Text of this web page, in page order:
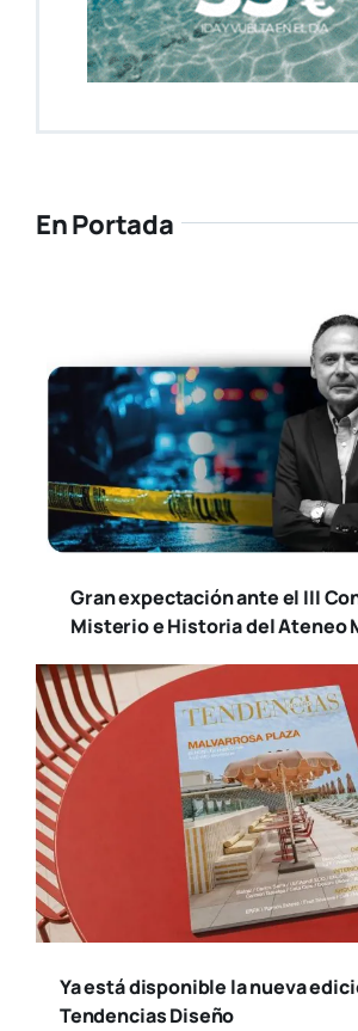
En Portada
Gran expectación ante el III
Misterio e Historia del Ateneo
Ya está disponible la nueva
Tendencias Diseño